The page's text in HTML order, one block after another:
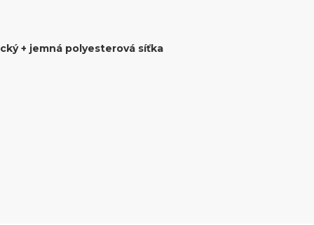
+ jemná polyesterová síťka